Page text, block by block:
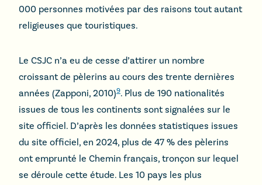
000 personnes motivées par des raisons tout autant
religieuses que touristiques.
Le CSJC n’a eu de cesse d’attirer un nombre
croissant de pèlerins au cours des trente dernières
années (Zapponi, 2010)9. Plus de 190 nationalités
issues de tous les continents sont signalées sur le
site officiel. D’après les données statistiques issues
du site officiel, en 2024, plus de 47 % des pèlerins
ont emprunté le Chemin français, tronçon sur lequel
se déroule cette étude. Les 10 pays les plus